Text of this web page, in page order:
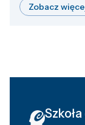
Zobacz